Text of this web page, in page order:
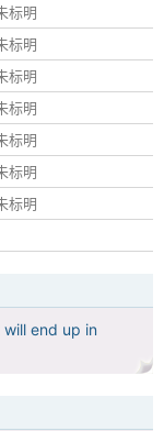
标明
标明
标明
标明
标明
标明
标明
end up in